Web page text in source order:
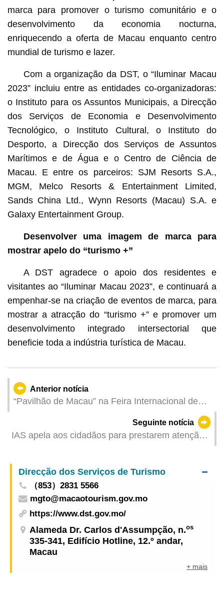
marca para promover o turismo comunitário e o
desenvolvimento da economia nocturna,
enriquecendo a oferta de Macau enquanto centro
mundial de turismo e lazer.
Com a organização da DST, o “Iluminar Macau
2023” incluiu entre as entidades co-organizadoras:
o Instituto para os Assuntos Municipais, a Direcção
dos Serviços de Economia e Desenvolvimento
Tecnológico, o Instituto Cultural, o Instituto do
Desporto, a Direcção dos Serviços de Assuntos
Marítimos e de Água e o Centro de Ciência de
Macau. E entre os parceiros: SJM Resorts S.A.,
MGM, Melco Resorts & Entertainment Limited,
Sands China Ltd., Wynn Resorts (Macau) S.A. e
Galaxy Entertainment Group.
Desenvolver uma imagem de marca para
mostrar apelo do “turismo +”
A DST agradece o apoio dos residentes e
visitantes ao “Iluminar Macau 2023”, e continuará a
empenhar-se na criação de eventos de marca, para
mostrar a atracção do “turismo +” e promover um
desenvolvimento integrado intersectorial que
beneficie toda a indústria turística de Macau.
Anterior notícia
“Pavilhão de Macau” na Feira Internacional de
Turismo da Indonésia para continuar a expandir o
Seguinte notícia
IAS apela aos cidadãos para prestarem atenção
de pessoas com saúde débil
Direcção dos Serviços de Turismo
（853）2831 5566
mgto@macaotourism.gov.mo
https://www.dst.gov.mo/
Alameda Dr. Carlos d'Assumpção, n.os
335-341, Edifício Hotline, 12.º andar,
Macau
+ mais